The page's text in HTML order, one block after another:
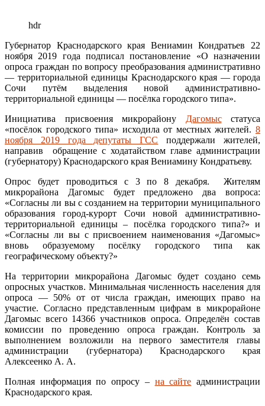
hdr
Губернатор Краснодарского края Вениамин Кондратьев 22
ноября 2019 года подписал постановление «О назначении
опроса граждан по вопросу преобразования административно
— территориальной единицы Краснодарского края — города
Сочи путём выделения новой административно-
территориальной единицы — посёлка городского типа».
Инициатива присвоения микрорайону Дагомысстатуса
«посёлок городского типа» исходила от местных жителей. 8
ноября 2019 года депутаты ГСС поддержали жителей,
направив обращение с ходатайством главе администрации
(губернатору) Краснодарского края Вениамину Кондратьеву.
Опрос будет проводиться с 3 по 8 декабря. Жителям
микрорайона Дагомыс будет предложено два вопроса:
«Согласны ли вы с созданием на территории муниципального
образования город-курорт Сочи новой административно-
территориальной единицы – посёлка городского типа?» и
«Согласны ли вы с присвоением наименования «Дагомыс»
вновь образуемому посёлку городского типа как
географическому объекту?»
На территории микрорайона Дагомыс будет создано семь
опросных участков. Минимальная численность населения для
опроса — 50% от от числа граждан, имеющих право на
участие. Согласно представленным цифрам в микрорайоне
Дагомыс всего 14366 участников опроса. Определён состав
комиссии по проведению опроса граждан. Контроль за
выполнением возложили на первого заместителя главы
администрации (губернатора) Краснодарского края
Алексеенко А. А.
Полная информация по опросу – на сайте администрации
Краснодарского края.